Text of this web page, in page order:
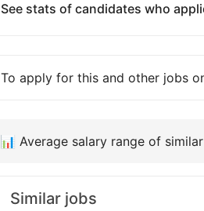
See stats of candidates who
To apply for this and other jobs
📊 Average salary range of
Similar jobs